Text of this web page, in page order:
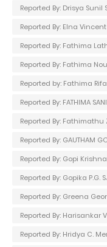
Reported By: Drisya Sunil
Reported By: Elna
Reported By: Fathima
Reported By: Fathima
Reported by: Fathima
Reported By: FATHIMA
Reported By: Fathimathu
Reported By: GAUTHAM
Reported By: Gopi
Reported By: Gopika P.G.
Reported By: Greena
Reported By: Harisankar
Reported By: Hridya C.